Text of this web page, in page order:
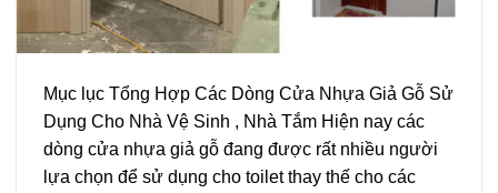
Mục lục Tổng Hợp Các Dòng Cửa Nhựa Giả Gỗ Sử
Dụng Cho Nhà Vệ Sinh , Nhà Tắm Hiện nay các
dòng cửa nhựa giả gỗ đang được rất nhiều người
lựa chọn để sử dụng cho toilet thay thế cho các